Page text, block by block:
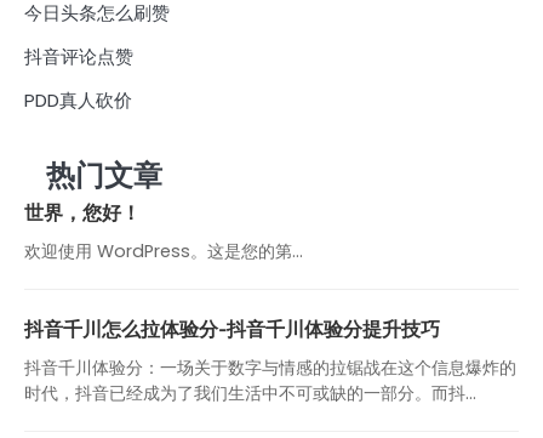
今日头条怎么刷赞
抖音评论点赞
PDD真人砍价
热门文章
世界，您好！
欢迎使用 WordPress。这是您的第…
抖音千川怎么拉体验分-抖音千川体验分提升技巧
抖音千川体验分：一场关于数字与情感的拉锯战在这个信息爆炸的
时代，抖音已经成为了我们生活中不可或缺的一部分。而抖...